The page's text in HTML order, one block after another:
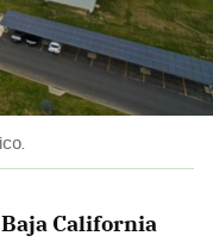
Baja California